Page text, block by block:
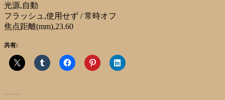
光源,自動
フラッシュ,使用せず / 常時オフ
焦点距離(mm),23.60
共有: